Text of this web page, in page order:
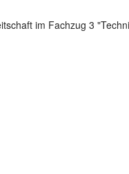
im Fachzug 3